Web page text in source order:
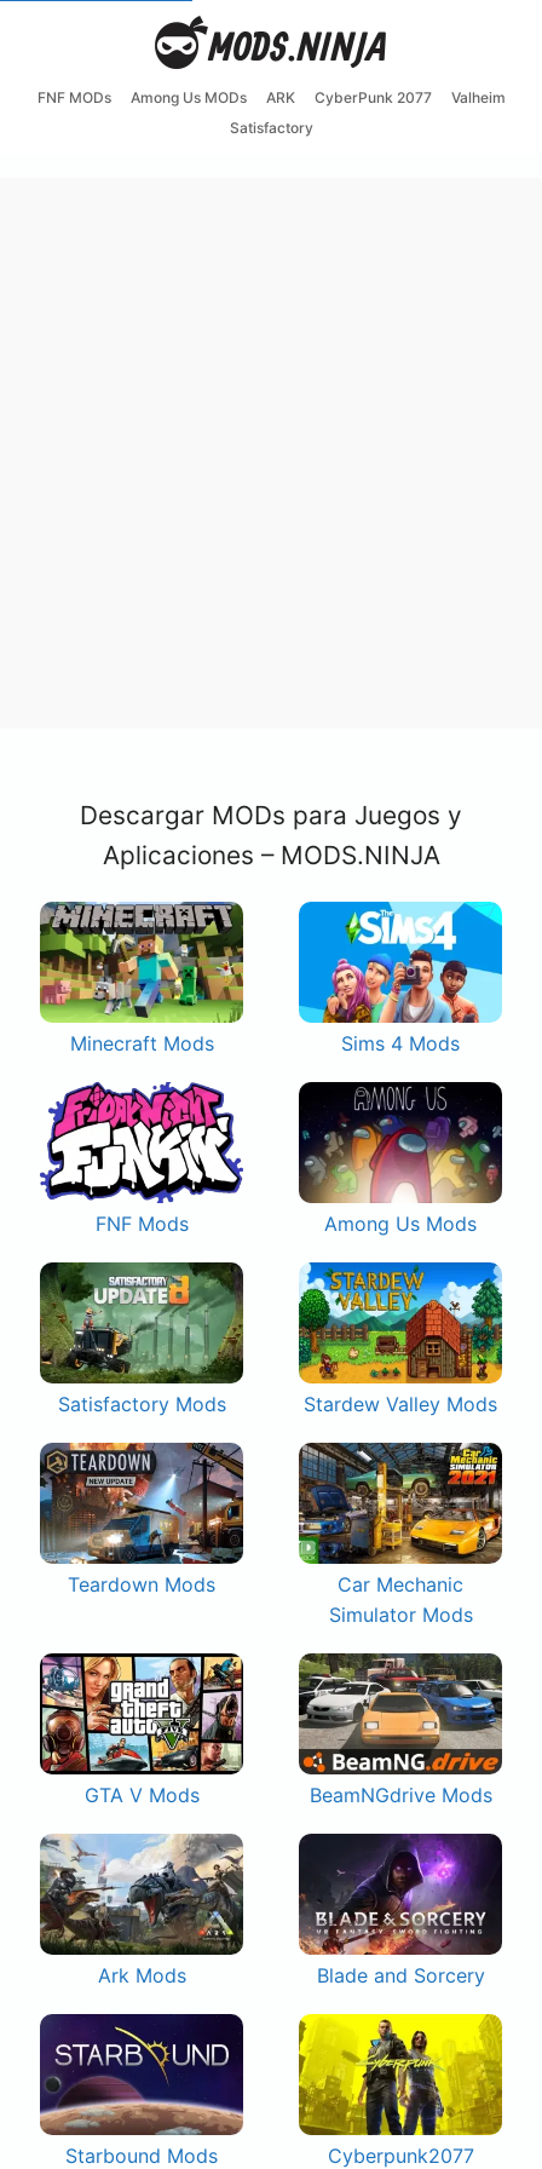
FNF MODs Among Us MODs ARK CyberPunk 2077
Valheim
Satisfactory
Descargar MODs para Juegos y
Aplicaciones – MODS.NINJA
Minecraft Mods Sims 4 Mods
FNF Mods Among Us Mods
Satisfactory Mods Stardew Valley Mods
Teardown Mods
Car Mechanic
Simulator Mods
GTA V Mods BeamNGdrive Mods
Ark Mods Blade and Sorcery
Starbound Mods Cyberpunk2077